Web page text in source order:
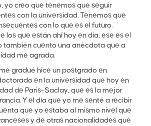
yo creo que tenemos que seguir
con la universidad. Tenemos que
con lo que es el futuro.
los que están ahí hoy en día, ese es el
también cuento una anécdota que a
me agrada.
gradué hice un postgrado en
en la universidad que hoy en
de Paris-Saclay, que es la mejor
Y el día que yo me senté a recibir
que yo estaba al mismo nivel que
y de otras nacionalidades que